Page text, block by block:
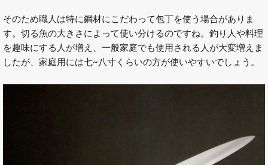
そのため職人は特に鋼材にこだわって包丁を使う場合がありま
す。切る魚の大きさによって使い分けるのですね。釣り人や料理
を趣味にする人が増え、一般家庭でも使用される人が大変増えま
したが、家庭用には七~八寸くらいの方が使いやすいでしょう。